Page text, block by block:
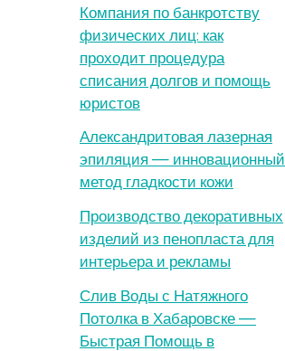
Компания по банкротству
физических лиц: как
проходит процедура
списания долгов и помощь
юристов
Александритовая лазерная
эпиляция — инновационный
метод гладкости кожи
Производство декоративных
изделий из пенопласта для
интерьера и рекламы
Слив Воды с Натяжного
Потолка в Хабаровске —
Быстрая Помощь в